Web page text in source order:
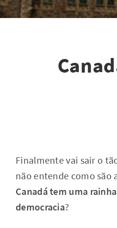
Finalmente vai sair o
não entende como são
Canadá tem uma rainha
democracia?